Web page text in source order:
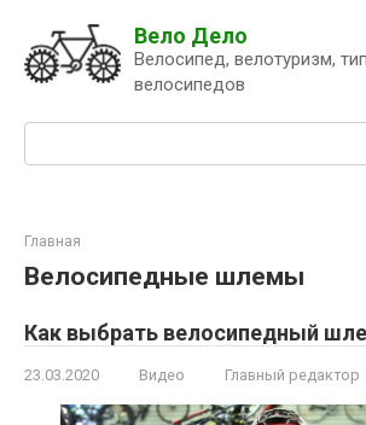
контенту
Вело Дело
Велосипед, велотуризм,
велосипедов
Главная
Велосипедные шлемы
Как выбрать велосипедный
23.03.2020 Видео Главный редактор